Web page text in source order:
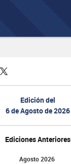
Edición del
6 de Agosto de 2026
Ediciones Anteriores
Agosto 2026